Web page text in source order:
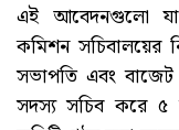
এই আবেদনগুলো
কমিশন সচিবালয়ের
সভাপতি এবং
সদস্য সচিব করে ৫